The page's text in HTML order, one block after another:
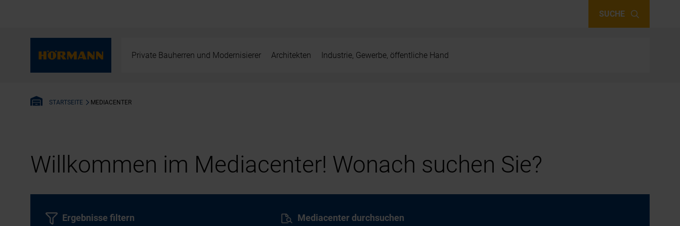
SUCHE
Private Bauherren und Modernisierer Architekten Industrie, Gewerbe, öffentliche Hand
STARTSEITE MEDIACENTER
Willkommen im Mediacenter! Wonach suchen Sie?
Mediacenter durchsuchen
Ergebnisse filtern